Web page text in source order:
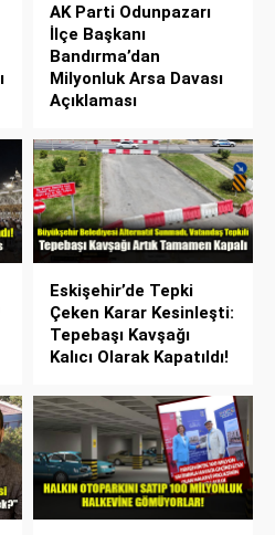
AK Parti Odunpazarı
İlçe Başkanı
Bandırma’dan
Milyonluk Arsa Davası
Açıklaması
Eskişehir’de Tepki
Çeken Karar Kesinleşti:
Tepebaşı Kavşağı
Kalıcı Olarak Kapatıldı!